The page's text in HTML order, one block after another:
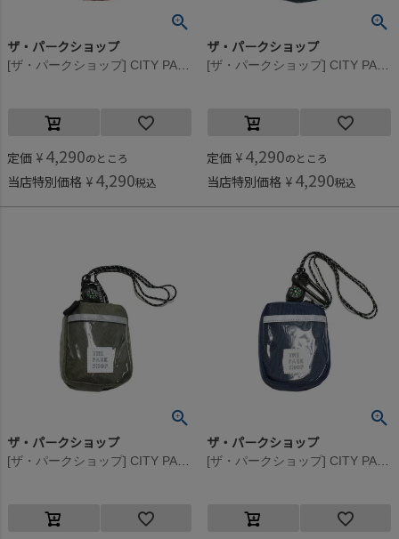
ザ・パークショップ
定価 ¥ 4,290のところ
当店特別価格 ¥ 4,290税込
ザ・パークショップ
定価 ¥ 4,290のところ
当店特別価格 ¥ 4,290税込
ザ・パークショップ ザ・パークショップ